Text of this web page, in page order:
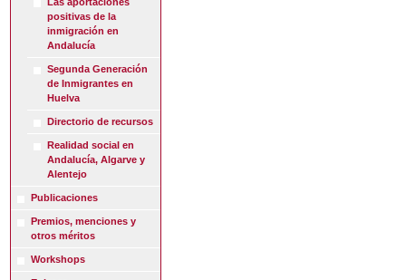
positivas de la
inmigración en
Andalucía
Segunda Generación
de Inmigrantes en
Huelva
Directorio de recursos
Realidad social en
Andalucía, Algarve y
Alentejo
Publicaciones
Premios, menciones y
otros méritos
Workshops